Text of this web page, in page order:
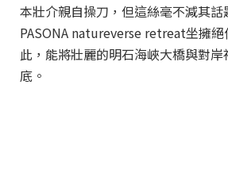
本壯介親自操刀，但這絲毫不減其話
PASONA natureverse retreat坐擁
此，能將壯麗的明石海峽大橋與對
底。